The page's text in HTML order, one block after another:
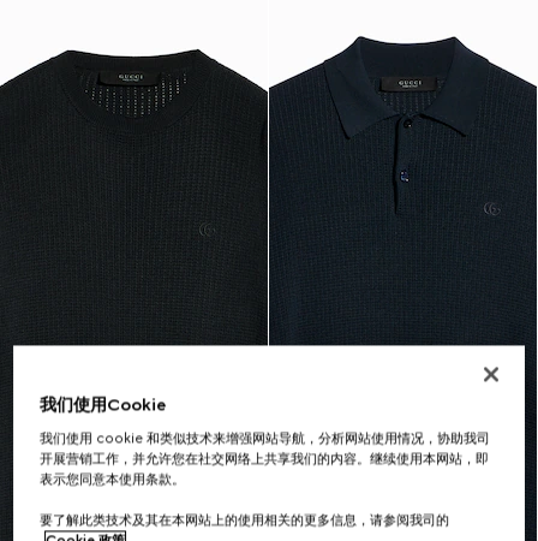
我们使用Cookie
我们使用 cookie 和类似技术来增强网站导航，分析网站使用情况，协助我司
开展营销工作，并允许您在社交网络上共享我们的内容。继续使用本网站，即
表示您同意本使用条款。
要了解此类技术及其在本网站上的使用相关的更多信息，请参阅我司的